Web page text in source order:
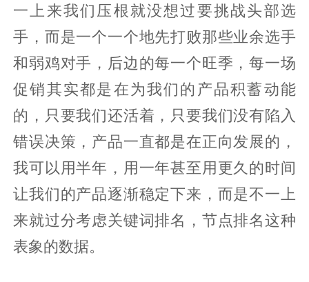
一上来我们压根就没想过要挑战头部选
手，而是一个一个地先打败那些业余选手
和弱鸡对手，后边的每一个旺季，每一场
促销其实都是在为我们的产品积蓄动能
的，只要我们还活着，只要我们没有陷入
错误决策，产品一直都是在正向发展的，
我可以用半年，用一年甚至用更久的时间
让我们的产品逐渐稳定下来，而是不一上
来就过分考虑关键词排名，节点排名这种
表象的数据。